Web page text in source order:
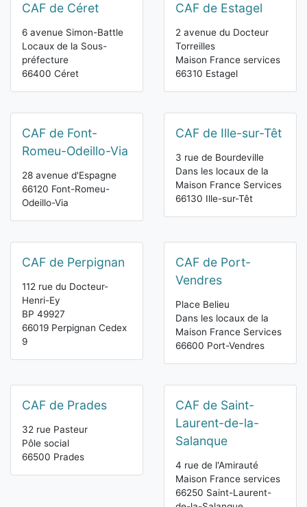
CAF de Céret
6 avenue Simon-Battle
Locaux de la Sous-
préfecture
66400 Céret
CAF de Estagel
2 avenue du Docteur
Torreilles
Maison France services
66310 Estagel
CAF de Font-
Romeu-Odeillo-Via
28 avenue d'Espagne
66120 Font-Romeu-
Odeillo-Via
CAF de Ille-sur-Têt
3 rue de Bourdeville
Dans les locaux de la
Maison France Services
66130 Ille-sur-Têt
CAF de Perpignan
112 rue du Docteur-
Henri-Ey
BP 49927
66019 Perpignan Cedex
9
CAF de Port-
Vendres
Place Belieu
Dans les locaux de la
Maison France Services
66600 Port-Vendres
CAF de Prades
32 rue Pasteur
Pôle social
66500 Prades
CAF de Saint-
Laurent-de-la-
Salanque
4 rue de l'Amirauté
Maison France services
66250 Saint-Laurent-